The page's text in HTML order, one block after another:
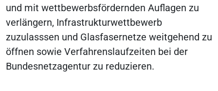
und mit wettbewerbsfördernden Auflagen zu
verlängern, Infrastrukturwettbewerb
zuzulasssen und Glasfasernetze weitgehend zu
öffnen sowie Verfahrenslaufzeiten bei der
Bundesnetzagentur zu reduzieren.